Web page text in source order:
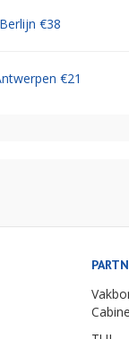
€38
€21